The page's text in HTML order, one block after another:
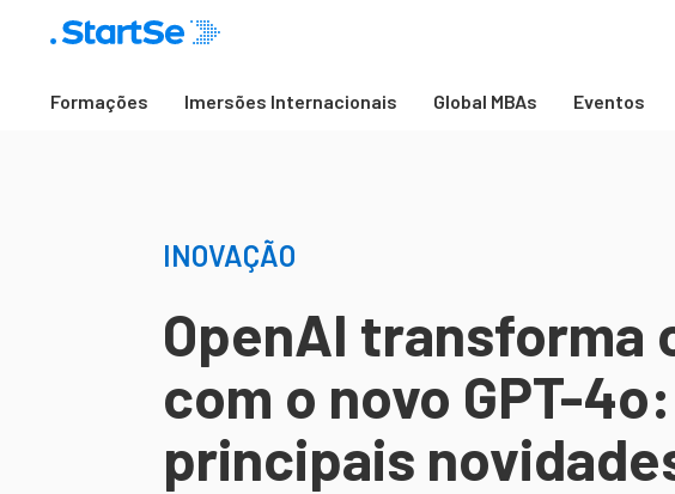
Formações Imersões Internacionais Global MBAs Eventos
INOVAÇÃO
OpenAI transforma
com o novo GPT-
principais